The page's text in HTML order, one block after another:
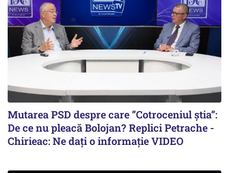
Mutarea PSD despre care ”Cotroceniul știa”:
De ce nu pleacă Bolojan? Replici Petrache -
Chirieac: Ne dați o informație VIDEO